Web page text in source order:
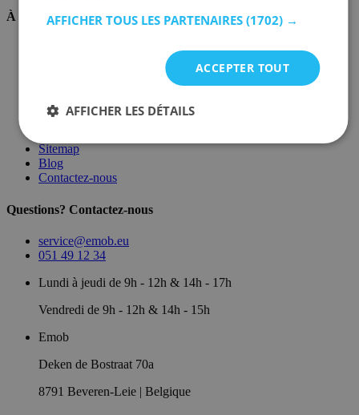
À propos de nous
Conditions générales
Mentions légales
Sitemap
Blog
Contactez-nous
Questions? Contactez-nous
service@emob.eu
051 49 12 34
Lundi à jeudi de 9h - 12h & 14h - 17h
Vendredi de 9h - 12h & 14h - 15h
Emob
Deken de Bostraat 70a
8791 Beveren-Leie | Belgique
AFFICHER TOUS LES PARTENAIRES (1702) →
ACCEPTER TOUT
AFFICHER LES DÉTAILS